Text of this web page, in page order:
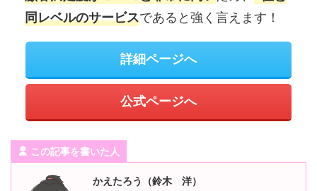
同レベルのサービスであると強く言えます！
詳細ページへ
公式ページへ
この記事を書いた人
かえたろう（鈴木 洋）